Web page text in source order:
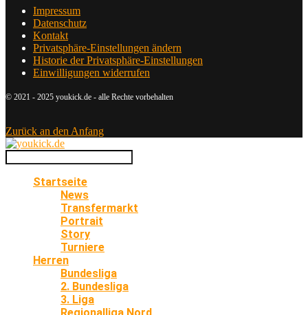
Impressum
Datenschutz
Kontakt
Privatsphäre-Einstellungen ändern
Historie der Privatsphäre-Einstellungen
Einwilligungen widerrufen
© 2021 - 2025 youkick.de - alle Rechte vorbehalten
Zurück an den Anfang
Startseite
News
Transfermarkt
Portrait
Story
Turniere
Herren
Bundesliga
2. Bundesliga
3. Liga
Regionalliga Nord